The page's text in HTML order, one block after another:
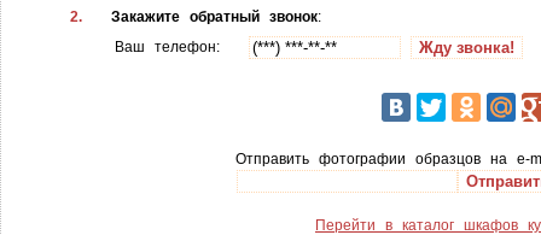
2.
Закажите обратный звонок:
Ваш телефон:
Отправить фотографии образцов на e-
Перейти в каталог шкафов